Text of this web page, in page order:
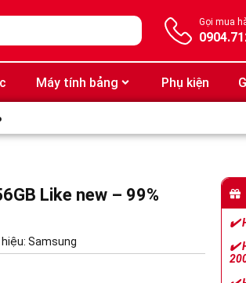
Gọi mua
Máy tính bảng Phụ kiện
Like new – 99%
Samsung
✔️
✔️